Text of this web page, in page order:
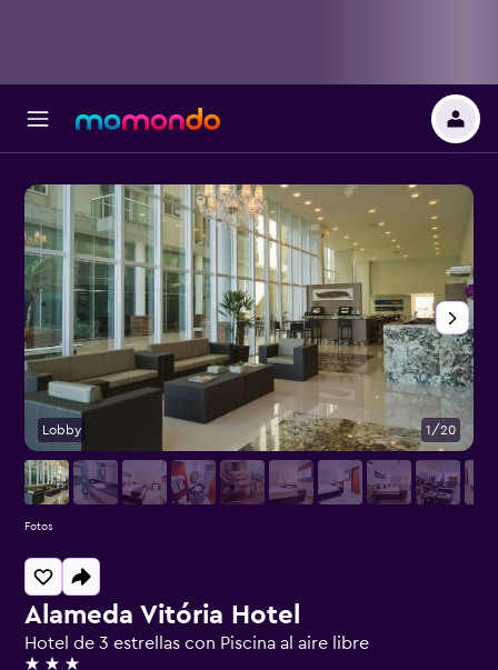
Alameda Vitória Hotel
Hotel de 3 estrellas con Piscina al aire libre
Lobby 1/20
Fotos